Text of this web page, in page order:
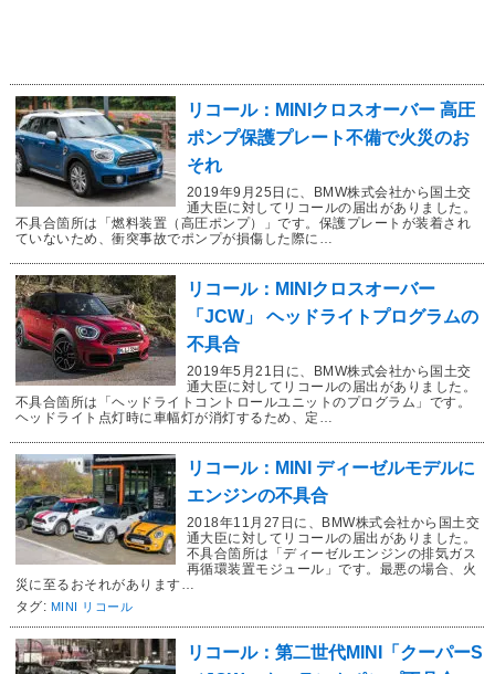
リコール：MINIクロスオーバー 高圧
ポンプ保護プレート不備で火災のお
それ
2019年9月25日に、BMW株式会社から国土交
通大臣に対してリコールの届出がありました。
不具合箇所は「燃料装置（高圧ポンプ）」です。保護プレートが装着され
ていないため、衝突事故でポンプが損傷した際に…
リコール：MINIクロスオーバー
「JCW」 ヘッドライトプログラムの
不具合
2019年5月21日に、BMW株式会社から国土交
通大臣に対してリコールの届出がありました。
不具合箇所は「ヘッドライトコントロールユニットのプログラム」です。
ヘッドライト点灯時に車幅灯が消灯するため、定…
リコール：MINI ディーゼルモデルに
エンジンの不具合
2018年11月27日に、BMW株式会社から国土交
通大臣に対してリコールの届出がありました。
不具合箇所は「ディーゼルエンジンの排気ガス
再循環装置モジュール」です。最悪の場合、火
災に至るおそれがあります…
タグ: MINI リコール
リコール：第二世代MINI「クーパーS